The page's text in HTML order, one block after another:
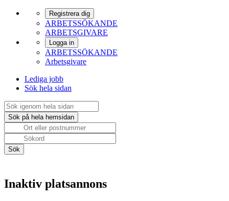
Registrera dig
ARBETSSÖKANDE
ARBETSGIVARE
Logga in
ARBETSSÖKANDE
Arbetsgivare
Lediga jobb
Sök hela sidan
Inaktiv platsannons